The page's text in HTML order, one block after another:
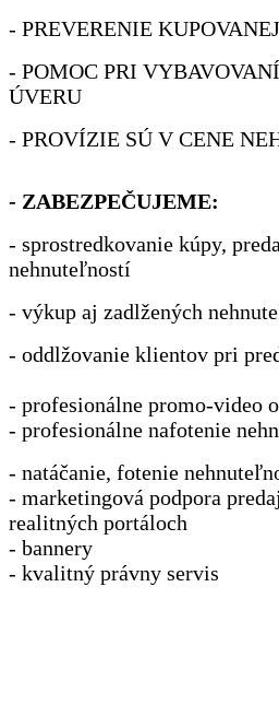
- PREVERENIE
- POMOC PRI
ÚVERU
- PROVÍZIE SÚ V CENE
- ZABEZPEČUJEME:
- sprostredkovanie kúpy,
nehnuteľností
- výkup aj zadlžených
- oddlžovanie klientov pri
- profesionálne promo-video
- profesionálne nafotenie
- natáčanie, fotenie
- marketingová podpora
realitných portáloch
- bannery
- kvalitný právny servis